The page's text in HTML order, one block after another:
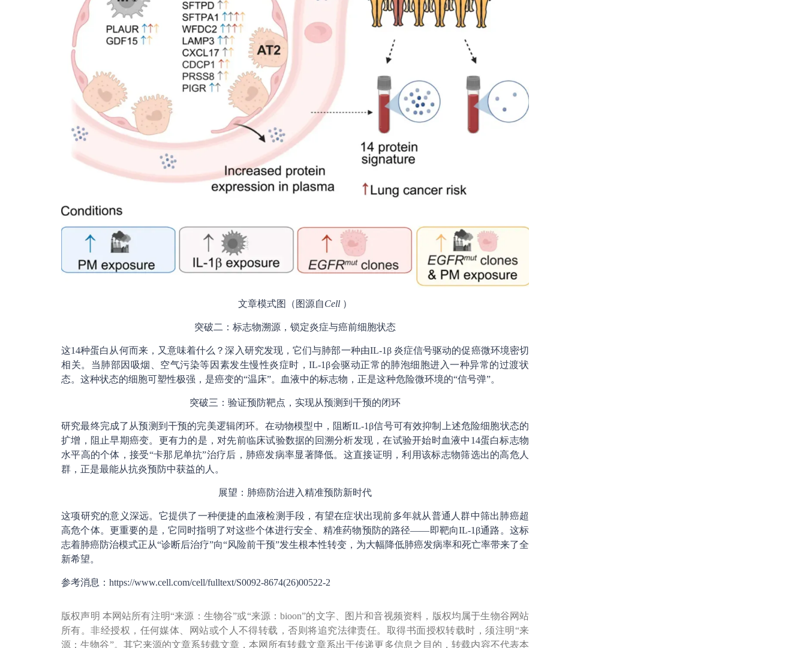
文章模式图（图源自Cell ）
突破二：标志物溯源，锁定炎症与癌前细胞状态
这14种蛋白从何而来，又意味着什么？深入研究发现，它们与肺部一种由IL-1β 炎症信号驱动的促癌微环境密切
相关。当肺部因吸烟、空气污染等因素发生慢性炎症时，IL-1β会驱动正常的肺泡细胞进入一种异常的过渡状
态。这种状态的细胞可塑性极强，是癌变的“温床”。血液中的标志物，正是这种危险微环境的“信号弹”。
突破三：验证预防靶点，实现从预测到干预的闭环
研究最终完成了从预测到干预的完美逻辑闭环。在动物模型中，阻断IL-1β信号可有效抑制上述危险细胞状态的
扩增，阻止早期癌变。更有力的是，对先前临床试验数据的回溯分析发现，在试验开始时血液中14蛋白标志物
水平高的个体，接受“卡那尼单抗”治疗后，肺癌发病率显著降低。这直接证明，利用该标志物筛选出的高危人
群，正是最能从抗炎预防中获益的人。
展望：肺癌防治进入精准预防新时代
这项研究的意义深远。它提供了一种便捷的血液检测手段，有望在症状出现前多年就从普通人群中筛出肺癌超
高危个体。更重要的是，它同时指明了对这些个体进行安全、精准药物预防的路径——即靶向IL-1β通路。这标
志着肺癌防治模式正从“诊断后治疗”向“风险前干预”发生根本性转变，为大幅降低肺癌发病率和死亡率带来了全
新希望。
参考消息：https://www.cell.com/cell/fulltext/S0092-8674(26)00522-2
版权声明 本网站所有注明“来源：生物谷”或“来源：bioon”的文字、图片和音视频资料，版权均属于生物谷网站
所有。非经授权，任何媒体、网站或个人不得转载，否则将追究法律责任。取得书面授权转载时，须注明“来
源：生物谷”。其它来源的文章系转载文章，本网所有转载文章系出于传递更多信息之目的，转载内容不代表本